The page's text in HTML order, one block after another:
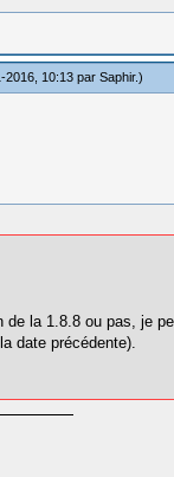
2016, 10:13 par Saphir.)
la 1.8.8 ou pas, je
date précédente).